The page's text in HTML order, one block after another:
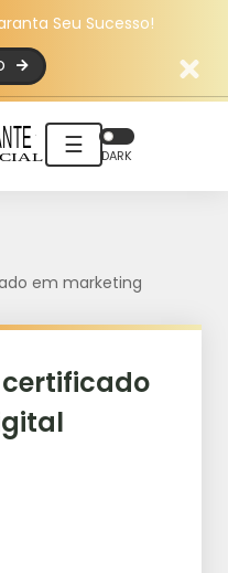
Seu Sucesso!
☰ DARK
em marketing